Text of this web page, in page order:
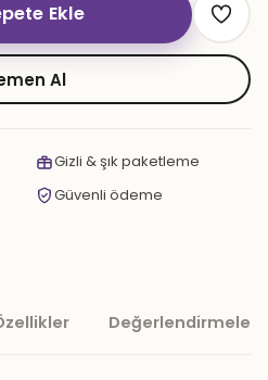
Ekle
Al
Gizli & şık paketleme
Güvenli ödeme
Değerlendirmeler